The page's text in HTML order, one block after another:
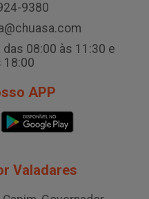
9380
08:00 às 11:30 e
18:00
APP
Valadares